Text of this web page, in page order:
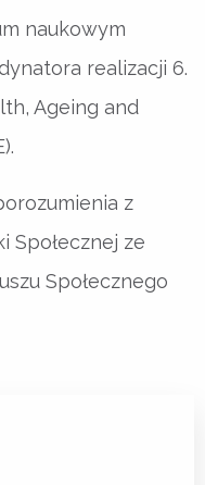
naukowym
realizacji 6.
Ageing and
z
Społecznej ze
Społecznego